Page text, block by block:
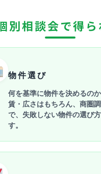
別相談会で得ら
物件選び
何を基準に物件を決めるの
賃・広さはもちろん、商圏
で、失敗しない物件の選び
す。